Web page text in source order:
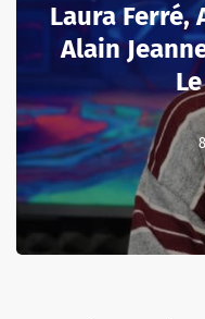
Laura Ferré,
Alain